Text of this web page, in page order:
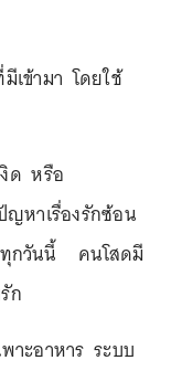
เข้ามา โดยใช้
ด หรือ
หาเรื่องรักซ้อน
ทุกวันนี้ คนโสดมี
ก
าะอาหาร ระบบ